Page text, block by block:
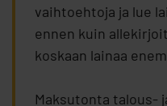
vaihtoehtoja ja lue
ennen kuin
koskaan lainaa
Maksutonta talous-